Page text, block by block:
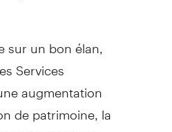
un bon élan,
Services
augmentation
depatrimoine, la